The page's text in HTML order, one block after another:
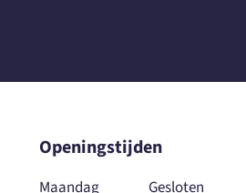
Openingstijden
Maandag Gesloten